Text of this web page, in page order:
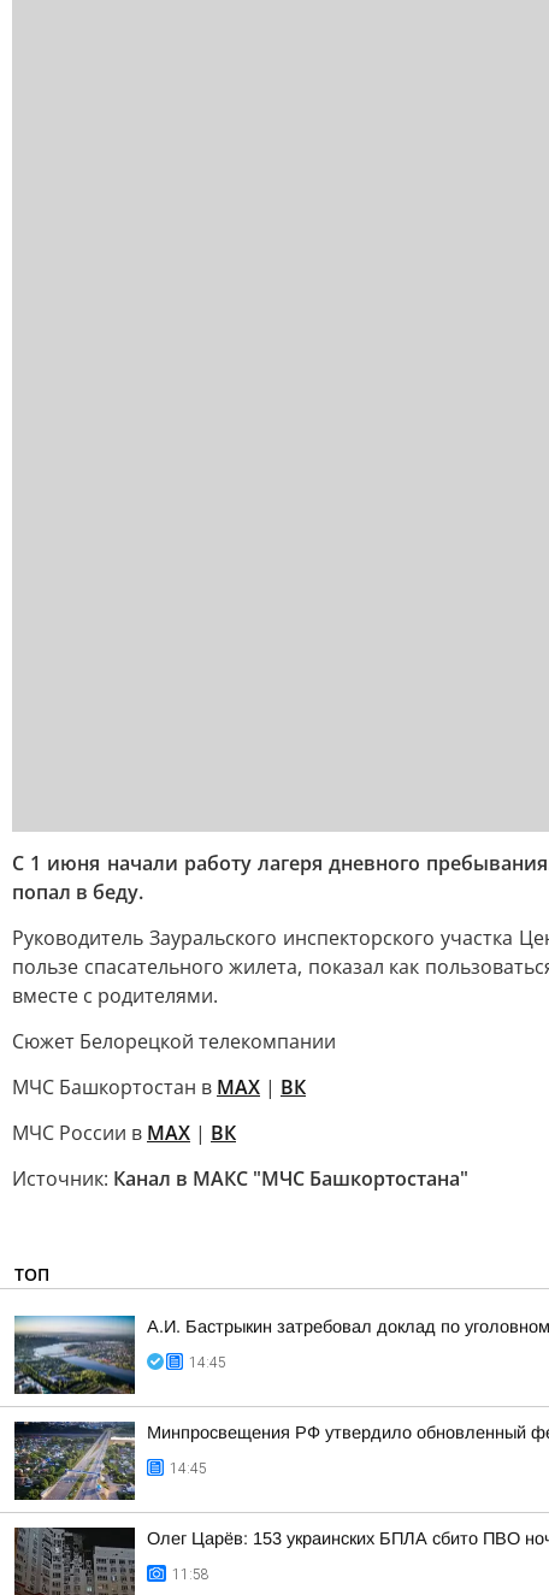
С 1 июня начали работу лагеря дневного
попал в беду.
Руководитель Зауральского инспекторского
пользе спасательного жилета, показал как
вместе с родителями.
Сюжет Белорецкой телекомпании
МЧС Башкортостан в МАХ | ВК
МЧС России в MAX | ВК
Источник: Канал в МАКС "МЧС Башкортостана"
ТОП
А.И. Бастрыкин затребовал доклад по
14:45
Минпросвещения РФ утвердило обновленный
14:45
Олег Царёв: 153 украинских БПЛА сбито ПВО
11:58